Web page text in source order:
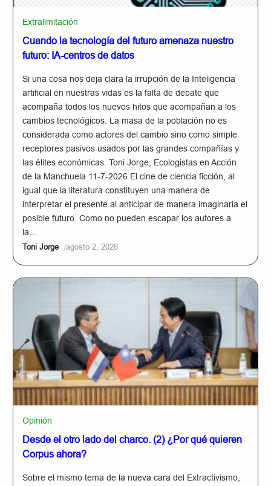
Extralimitación
Cuando la tecnología del futuro amenaza nuestro
futuro: IA-centros de datos
Si una cosa nos deja clara la irrupción de la Inteligencia
artificial en nuestras vidas es la falta de debate que
acompaña todos los nuevos hitos que acompañan a los
cambios tecnológicos. La masa de la población no es
considerada como actores del cambio sino como simple
receptores pasivos usados por las grandes compañías y
las élites económicas. Toni Jorge, Ecologistas en Acción
de la Manchuela 11-7-2026 El cine de ciencia ficción, al
igual que la literatura constituyen una manera de
interpretar el presente al anticipar de manera imaginaria el
posible futuro. Como no pueden escapar los autores a
la…
Toni Jorge /agosto 2, 2026
Opinión
Desde el otro lado del charco. (2) ¿Por qué quieren
Corpus ahora?
Sobre el mismo tema de la nueva cara del Extractivismo,